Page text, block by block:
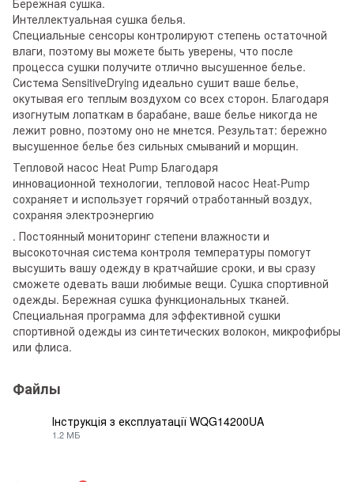
Интеллектуальная сушка белья.
Специальные сенсоры контролируют степень остаточной
влаги, поэтому вы можете быть уверены, что после
процесса сушки получите отлично высушенное белье.
Система SensitiveDrying идеально сушит ваше белье,
окутывая его теплым воздухом со всех сторон. Благодаря
изогнутым лопаткам в барабане, ваше белье никогда не
лежит ровно, поэтому оно не мнется. Результат: бережно
высушенное белье без сильных смываний и морщин.
Тепловой насос Heat Pump Благодаря
инновационной технологии, тепловой насос Heat-Pump
сохраняет и использует горячий отработанный воздух,
сохраняя электроэнергию
. Постоянный мониторинг степени влажности и
высокоточная система контроля температуры помогут
высушить вашу одежду в кратчайшие сроки, и вы сразу
сможете одевать ваши любимые вещи. Сушка спортивной
одежды. Бережная сушка функциональных тканей.
Специальная программа для эффективной сушки
спортивной одежды из синтетических волокон, микрофибры
или флиса.
Файлы
Інструкція з експлуатації WQG14200UA
1.2 МБ